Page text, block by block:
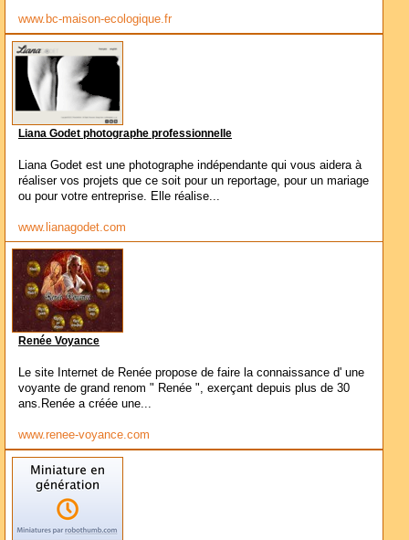
www.bc-maison-ecologique.fr
Liana Godet photographe professionnelle
Liana Godet est une photographe indépendante qui vous aidera à
réaliser vos projets que ce soit pour un reportage, pour un mariage
ou pour votre entreprise. Elle réalise...
www.lianagodet.com
Renée Voyance
Le site Internet de Renée propose de faire la connaissance d' une
voyante de grand renom " Renée ", exerçant depuis plus de 30
ans.Renée a créée une...
www.renee-voyance.com